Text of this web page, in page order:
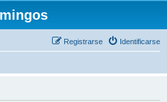
Identificarse
Registrarse